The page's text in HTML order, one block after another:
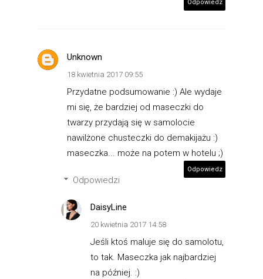
Odpowiedz
Unknown
18 kwietnia 2017 09:55
Przydatne podsumowanie :) Ale wydaje
mi się, że bardziej od maseczki do
twarzy przydają się w samolocie
nawilżone chusteczki do demakijażu :)
maseczka... może na potem w hotelu ;)
Odpowiedz
Odpowiedzi
DaisyLine
20 kwietnia 2017 14:58
Jeśli ktoś maluje się do samolotu,
to tak. Maseczka jak najbardziej
na później. :)